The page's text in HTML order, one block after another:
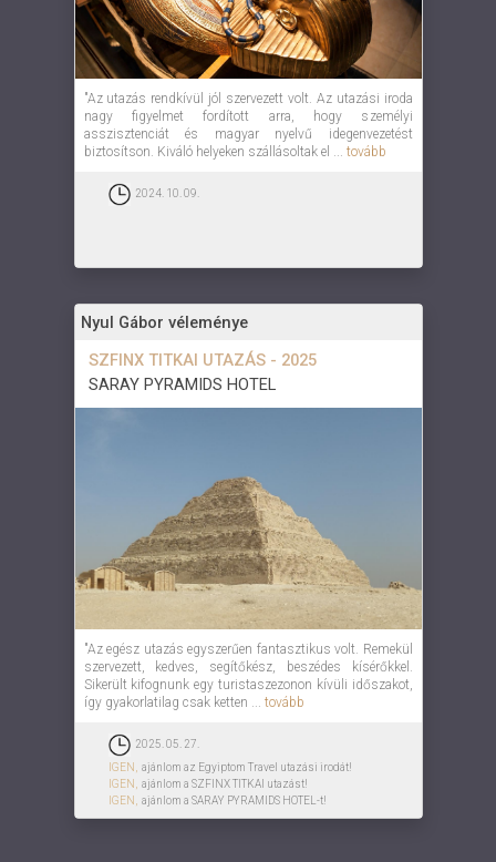
"Az utazás rendkívül jól szervezett volt. Az utazási iroda
nagy figyelmet fordított arra, hogy személyi
asszisztenciát és magyar nyelvű idegenvezetést
biztosítson. Kiváló helyeken szállásoltak el ... tovább
2024. 10. 09.
Nyul Gábor véleménye
SZFINX TITKAI UTAZÁS - 2025
SARAY PYRAMIDS HOTEL
"Az egész utazás egyszerűen fantasztikus volt. Remekül
szervezett, kedves, segítőkész, beszédes kísérőkkel.
Sikerült kifognunk egy turistaszezonon kívüli időszakot,
így gyakorlatilag csak ketten ... tovább
2025. 05. 27.
IGEN,
ajánlom az Egyiptom Travel utazási irodát!
IGEN,
ajánlom a SZFINX TITKAI utazást!
IGEN,
ajánlom a SARAY PYRAMIDS HOTEL-t!